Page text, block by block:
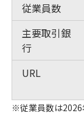
従業員数
主要取引銀
行
URL
※従業員数は2026